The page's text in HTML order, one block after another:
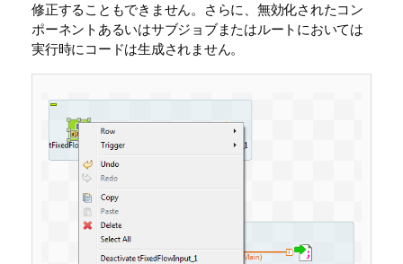
修正することもできません。さらに、無効化されたコン
ポーネントあるいはサブジョブまたはルートにおいては
実行時にコードは生成されません。